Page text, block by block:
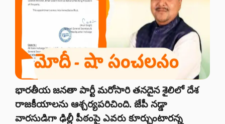
భారతీయ జనతా పార్టీ మరోసారి తనదైన శైలిలో దేశ
రాజకీయాలను ఆశ్చర్యపరిచింది. జేపీ నడ్డా
వారసుడిగా ఢిల్లీ పీఠంపై ఎవరు కూర్చుంటారన్న